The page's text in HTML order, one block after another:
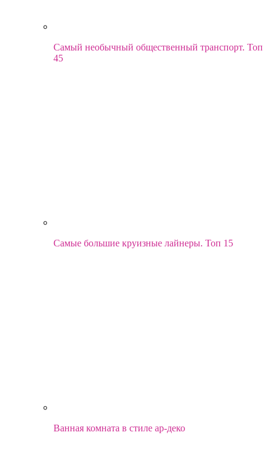
Самый необычный общественный транспорт. Топ
45
Самые большие круизные лайнеры. Топ 15
Ванная комната в стиле ар-деко